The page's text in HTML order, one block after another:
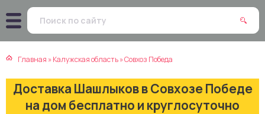
Главная »Калужская область»Совхоз Победа
Доставка Шашлыков в Совхозе Победе
на дом бесплатно и круглосуточно
кухня
кухня